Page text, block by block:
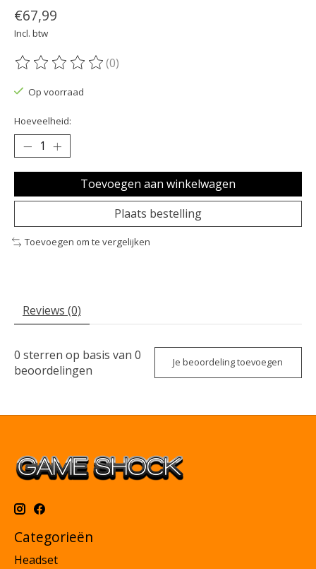
€67,99
Incl. btw
De beoordeling van dit product is
(0)
Op voorraad
Hoeveelheid:
Toevoegen aan winkelwagen
Plaats bestelling
Toevoegen om te vergelijken
Reviews (0)
0 sterren op basis van 0
beoordelingen
Je beoordeling toevoegen
Categorieën
Headset